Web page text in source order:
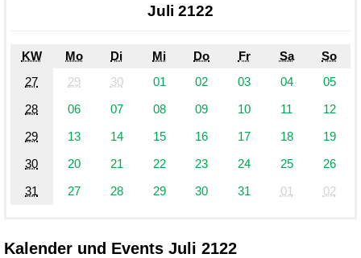
Juli 2122
KW Mo Di Mi Do Fr Sa
So
27
29 30 01 02 03 04
05
28
06 07 08 09 10 11
12
29
13 14 15 16 17 18
19
30
20 21 22 23 24 25
26
31
27 28 29 30 31 01 02
Kalender und Events Juli 2122